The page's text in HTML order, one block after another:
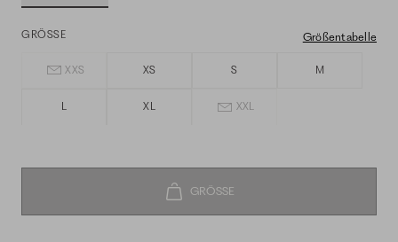
GRÖSSE Größentabelle
XXS XS S M
L XL XXL